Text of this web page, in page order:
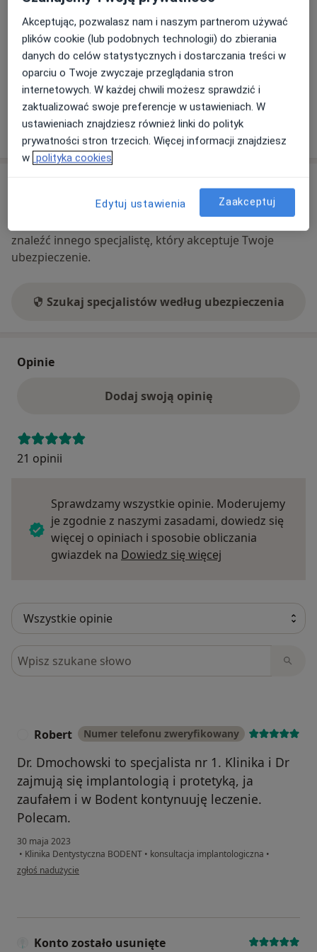
internet
Co mam zrobić w tej sytuacji?
Telefon
86 222...Pokaż numer telefonu
Pokaż więcej
o adresie
Ten specjalista przyjmuje wyłącznie pacjentów
znaleźć innego specjalistę, który akceptuje Twoje
ubezpieczenie.
Szukaj specjalistów według ubezpieczenia
Opinie
Dodaj swoją opinię
21 opinii
Sprawdzamy wszystkie opinie. Moderujemy
je zgodnie z naszymi zasadami, dowiedz się
więcej o opiniach i sposobie obliczania
gwiazdek na Dowiedz się więcej
Szukaj w opiniach
Robert Numer telefonu zweryfikowany
Dr. Dmochowski to specjalista nr 1. Klinika i Dr
zajmują się implantologią i protetyką, ja
zaufałem i w Bodent kontynuuję leczenie.
Polecam.
30 maja 2023
• Klinika Dentystyczna BODENT • konsultacja implantologiczna •
w opinii użytkownika Robert
zgłoś nadużycie
Konto zostało usunięte
Akceptując, pozwalasz nam i naszym partnerom używać
plików cookie (lub podobnych technologii) do zbierania
danych do celów statystycznych i dostarczania treści w
oparciu o Twoje zwyczaje przeglądania stron
internetowych. W każdej chwili możesz sprawdzić i
zaktualizować swoje preferencje w ustawieniach. W
ustawieniach znajdziesz również linki do polityk
prywatności stron trzecich. Więcej informacji znajdziesz
w polityka cookies
Edytuj ustawienia Zaakceptuj